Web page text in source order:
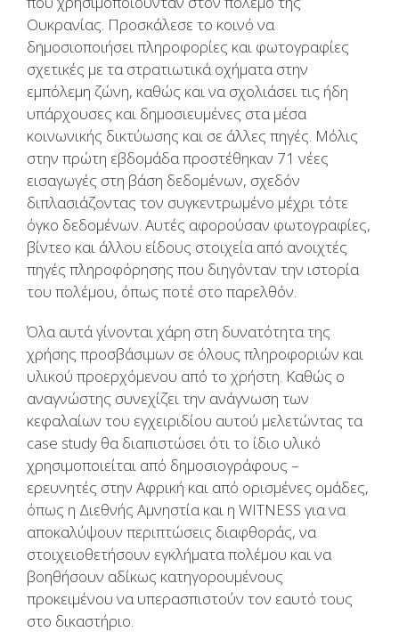
Ουκρανίας. Προσκάλεσε το κοινό να
δημοσιοποιήσει πληροφορίες και φωτογραφίες
σχετικές με τα στρατιωτικά οχήματα στην
εμπόλεμη ζώνη, καθώς και να σχολιάσει τις ήδη
υπάρχουσες και δημοσιευμένες στα μέσα
κοινωνικής δικτύωσης και σε άλλες πηγές. Μόλις
στην πρώτη εβδομάδα προστέθηκαν 71 νέες
εισαγωγές στη βάση δεδομένων, σχεδόν
διπλασιάζοντας τον συγκεντρωμένο μέχρι τότε
όγκο δεδομένων. Αυτές αφορούσαν φωτογραφίες,
βίντεο και άλλου είδους στοιχεία από ανοιχτές
πηγές πληροφόρησης που διηγόνταν την ιστορία
του πολέμου, όπως ποτέ στο παρελθόν.
Όλα αυτά γίνονται χάρη στη δυνατότητα της
χρήσης προσβάσιμων σε όλους πληροφοριών και
υλικού προερχόμενου από το χρήστη. Καθώς ο
αναγνώστης συνεχίζει την ανάγνωση των
κεφαλαίων του εγχειριδίου αυτού μελετώντας τα
case study θα διαπιστώσει ότι το ίδιο υλικό
χρησιμοποιείται από δημοσιογράφους –
ερευνητές στην Αφρική και από ορισμένες ομάδες,
όπως η Διεθνής Αμνηστία και η WITNESS για να
αποκαλύψουν περιπτώσεις διαφθοράς, να
στοιχειοθετήσουν εγκλήματα πολέμου και να
βοηθήσουν αδίκως κατηγορουμένους
προκειμένου να υπερασπιστούν τον εαυτό τους
στο δικαστήριο.